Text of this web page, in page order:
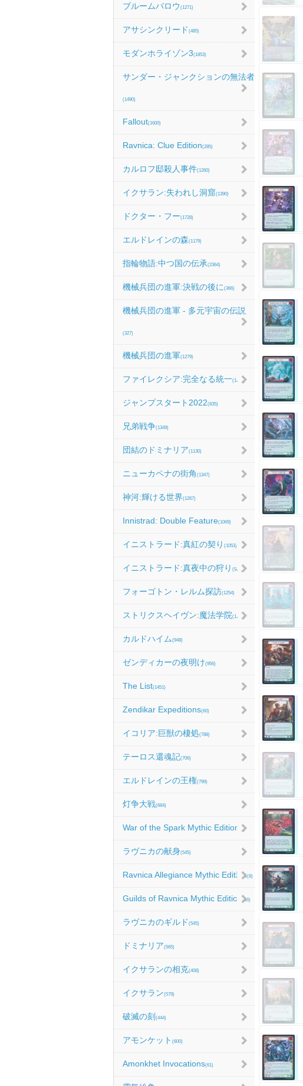
ブルームバロウ (1271)
アサシンクリード (485)
モダンホライゾン3(1853)
サンダー・ジャンクションの無法者
(1490)
Fallout(1600)
Ravnica: Clue Edition(285)
カルロフ邸殺人事件(1260)
イクサラン:失われし洞窟(1390)
ドクター・フー(1728)
エルドレインの森(1179)
指輪物語:中つ国の伝承(2364)
機械兵団の進軍:決戦の後に (366)
機械兵団の進軍 - 多元宇宙の伝説
(327)
機械兵団の進軍(1279)
ファイレクシア:完全なる統一(1067)
ジャンプスタート2022(835)
兄弟戦争(1349)
団結のドミナリア(1130)
ニューカペナの街角 (1347)
神河:輝ける世界(1267)
Innistrad: Double Feature(1069)
イニストラード:真紅の契り (1053)
イニストラード:真夜中の狩り (986)
フォーゴトン・レルム探訪(1254)
ストリクスヘイヴン:魔法学院(1214)
カルドハイム (948)
ゼンディカーの夜明け(956)
The List(1451)
Zendikar Expeditions(60)
イコリア:巨獣の棲処(788)
テーロス還魂記(706)
エルドレインの王権(799)
灯争大戦(684)
War of the Spark Mythic Edition (9)
ラヴニカの献身(545)
Ravnica Allegiance Mythic Edition(8)
Guilds of Ravnica Mythic Edition(16)
ラヴニカのギルド (545)
ドミナリア(565)
イクサランの相克(408)
イクサラン(579)
破滅の刻 (444)
アモンケット (600)
Amonkhet Invocations(61)